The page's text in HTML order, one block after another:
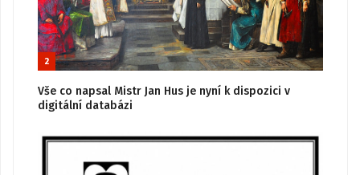
2
Vše co napsal Mistr Jan Hus je nyní k dispozici v
digitální databázi